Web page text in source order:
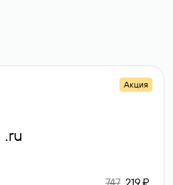
Акция
.ru